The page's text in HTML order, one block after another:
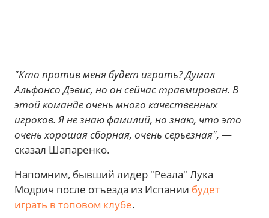
"Кто против меня будет играть? Думал
Альфонсо Дэвис, но он сейчас травмирован. В
этой команде очень много качественных
игроков. Я не знаю фамилий, но знаю, что это
очень хорошая сборная, очень серьезная", —
сказал Шапаренко.
Напомним, бывший лидер "Реала" Лука
Модрич после отъезда из Испании будет
играть в топовом клубе.